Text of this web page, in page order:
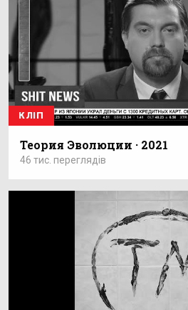
КЛІП
Теория Эволюции · 2021
46 тис. переглядів